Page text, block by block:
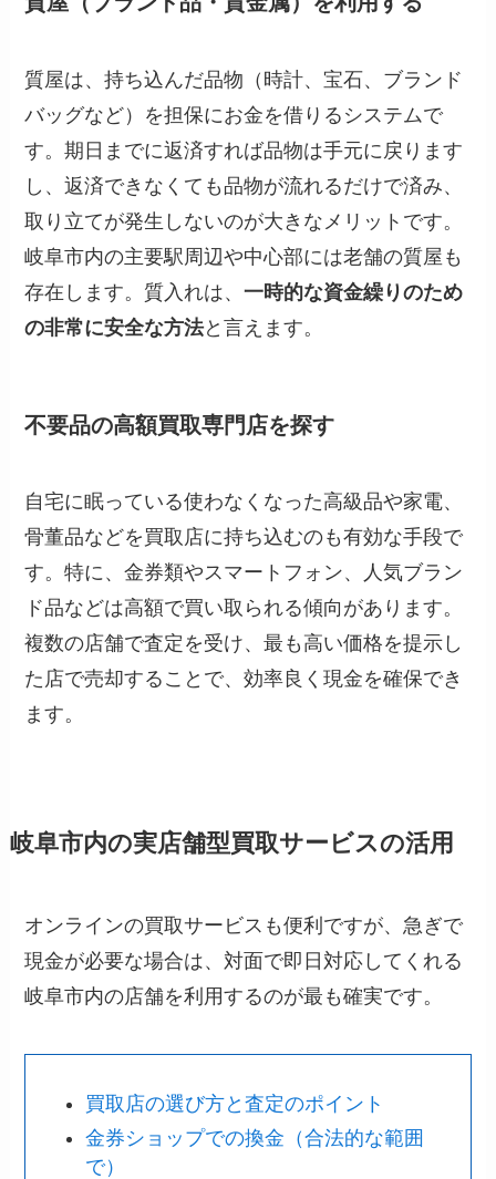
質屋は、持ち込んだ品物（時計、宝石、ブランド
バッグなど）を担保にお金を借りるシステムで
す。期日までに返済すれば品物は手元に戻ります
し、返済できなくても品物が流れるだけで済み、
取り立てが発生しないのが大きなメリットです。
岐阜市内の主要駅周辺や中心部には老舗の質屋も
存在します。質入れは、一時的な資金繰りのため
の非常に安全な方法と言えます。
不要品の高額買取専門店を探す
自宅に眠っている使わなくなった高級品や家電、
骨董品などを買取店に持ち込むのも有効な手段で
す。特に、金券類やスマートフォン、人気ブラン
ド品などは高額で買い取られる傾向があります。
複数の店舗で査定を受け、最も高い価格を提示し
た店で売却することで、効率良く現金を確保でき
ます。
岐阜市内の実店舗型買取サービスの活用
オンラインの買取サービスも便利ですが、急ぎで
現金が必要な場合は、対面で即日対応してくれる
岐阜市内の店舗を利用するのが最も確実です。
買取店の選び方と査定のポイント
金券ショップでの換金（合法的な範囲
で）